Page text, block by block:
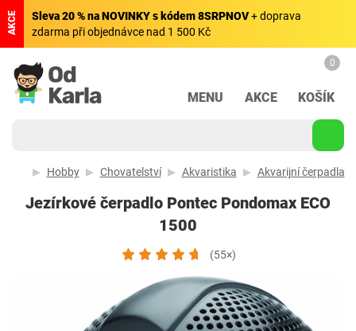
AKCE Sleva 20 % na NOVINKY s kódem 8SRPNOV+ doprava
zdarma při objednávce nad 1 500 Kč
MENU AKCE
0
KOŠÍK
Hobby Chovatelství Akvaristika Akvarijní čerpadla
Jezírkové čerpadlo Pontec Pondomax ECO
1500
(55×)